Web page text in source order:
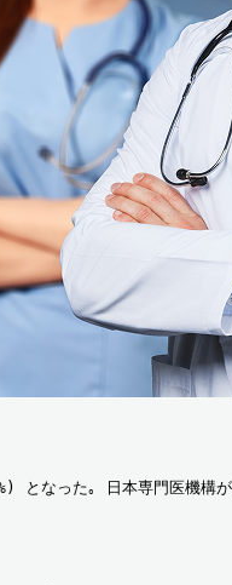
なった｡ 日本専門医機構が